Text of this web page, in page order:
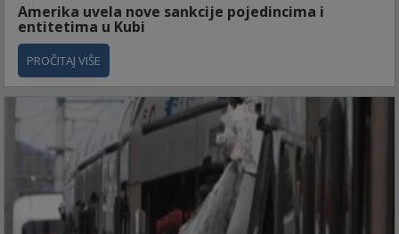
Amerika uvela nove sankcije pojedincima i
entitetima u Kubi
PROČITAJ VIŠE